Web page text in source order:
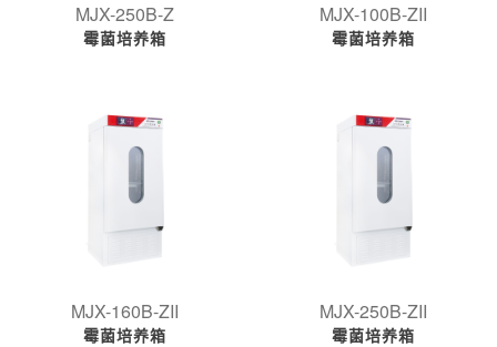
MJX-250B-Z
霉菌培养箱
MJX-100B-ZII
霉菌培养箱
MJX-160B-ZII
霉菌培养箱
MJX-250B-ZII
霉菌培养箱